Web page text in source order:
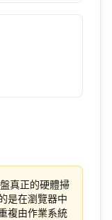
真正的硬體掃
是在瀏覽器中
複由作業系統